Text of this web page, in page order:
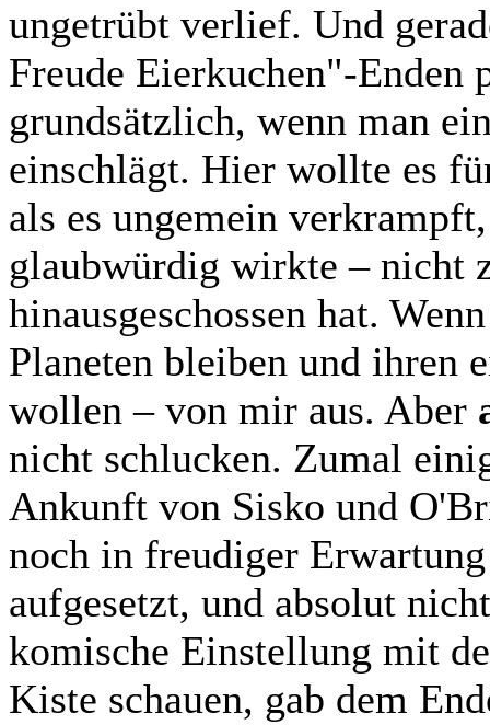
ungetrübt verlief. Und
Freude Eierkuchen"-
grundsätzlich, wenn man
einschlägt. Hier wollte es
als es ungemein
glaubwürdig wirkte – nicht
hinausgeschossen hat.
Planeten bleiben und ihren
wollen – von mir aus. Aber
nicht schlucken. Zumal
Ankunft von Sisko und
noch in freudiger
aufgesetzt, und absolut
komische Einstellung mit
Kiste schauen, gab dem